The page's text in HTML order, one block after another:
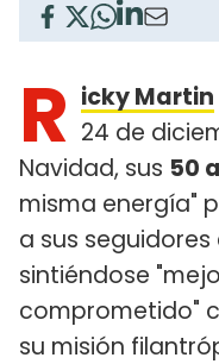
R icky Martin
24 de
Navidad, sus 50
misma energía"
a sus
sintiéndose
comprometido"
su misión